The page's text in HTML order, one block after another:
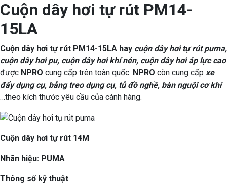
Cuộn dây hơi tự rút PM14-
15LA
Cuộn dây hơi tự rút PM14-15LA hay cuộn dây hơi tự rút puma,
cuộn dây hơi pu, cuộn dây hơi khí nén, cuộn dây hơi áp lực cao
được NPRO cung cấp trên toàn quốc. NPRO còn cung cấp xe
đẩy dụng cụ, bảng treo dụng cụ, tủ đồ nghề, bàn nguội cơ khí
…theo kích thước yêu cầu của cánh hàng.
Cuộn dây hơi tự rút 14M
Nhãn hiệu: PUMA
Thông số kỹ thuật